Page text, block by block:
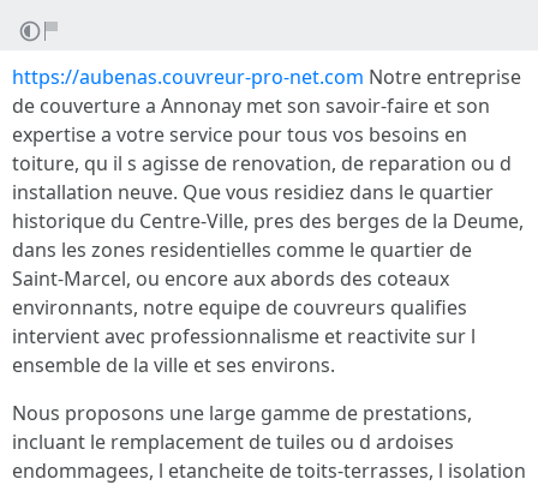
https://aubenas.couvreur-pro-net.com Notre entreprise
de couverture a Annonay met son savoir-faire et son
expertise a votre service pour tous vos besoins en
toiture, qu il s agisse de renovation, de reparation ou d
installation neuve. Que vous residiez dans le quartier
historique du Centre-Ville, pres des berges de la Deume,
dans les zones residentielles comme le quartier de
Saint-Marcel, ou encore aux abords des coteaux
environnants, notre equipe de couvreurs qualifies
intervient avec professionnalisme et reactivite sur l
ensemble de la ville et ses environs.
Nous proposons une large gamme de prestations,
incluant le remplacement de tuiles ou d ardoises
endommagees, l etancheite de toits-terrasses, l isolation